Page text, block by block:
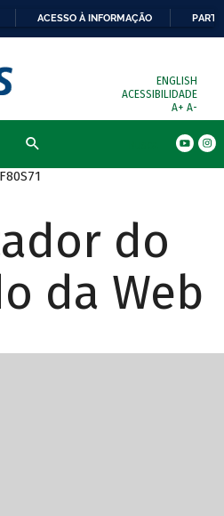
ACESSO À INFORMAÇÃO
ENGLISH
ACESSIBILIDADE
A+ A-
do
da Web